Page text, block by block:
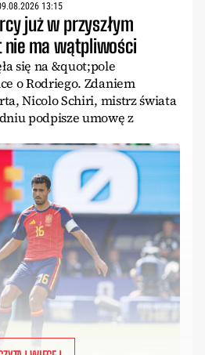
13:15
już w przyszłym
nie ma wątpliwości
się na &quot;pole
o Rodriego. Zdaniem
Nicolo Schiri, mistrz świata
podpisze umowę z